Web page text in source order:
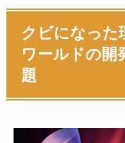
クビになった
ワールドの開
題